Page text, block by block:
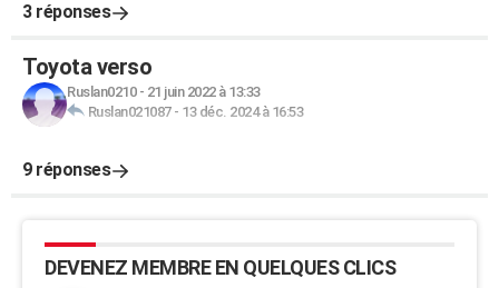
3 réponses
Toyota verso
Ruslan0210- 21 juin 2022 à 13:33
Ruslan021087- 13 déc. 2024 à 16:53
9 réponses
DEVENEZ MEMBRE EN QUELQUES CLICS